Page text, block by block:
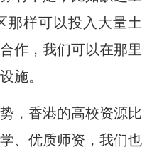
那样可以投入大量土
作，我们可以在那里
施。
香港的高校资源比
、优质师资，我们也